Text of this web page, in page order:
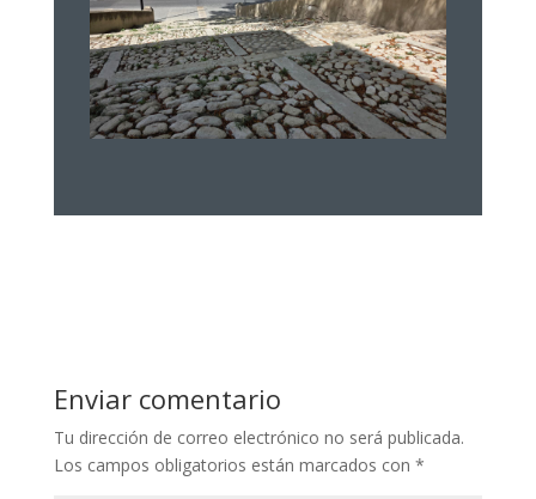
Enviar comentario
Tu dirección de correo electrónico no será publicada.
Los campos obligatorios están marcados con *